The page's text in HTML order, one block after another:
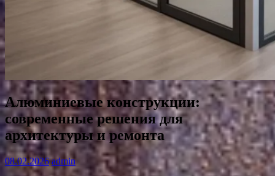
Алюминиевые конструкции:
современные решения для
архитектуры и ремонта
08.02.2026 admin